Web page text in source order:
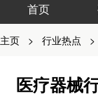
首页
主页 > 行业热点 >
医疗器械